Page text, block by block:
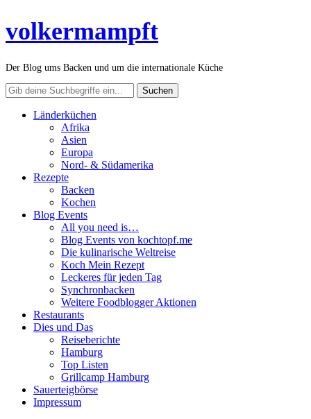
volkermampft
Der Blog ums Backen und um die internationale Küche
Länderküchen
Afrika
Asien
Europa
Nord- & Südamerika
Rezepte
Backen
Kochen
Blog Events
All you need is…
Blog Events von kochtopf.me
Die kulinarische Weltreise
Koch Mein Rezept
Leckeres für jeden Tag
Synchronbacken
Weitere Foodblogger Aktionen
Restaurants
Dies und Das
Reiseberichte
Hamburg
Top Listen
Grillcamp Hamburg
Sauerteigbörse
Impressum